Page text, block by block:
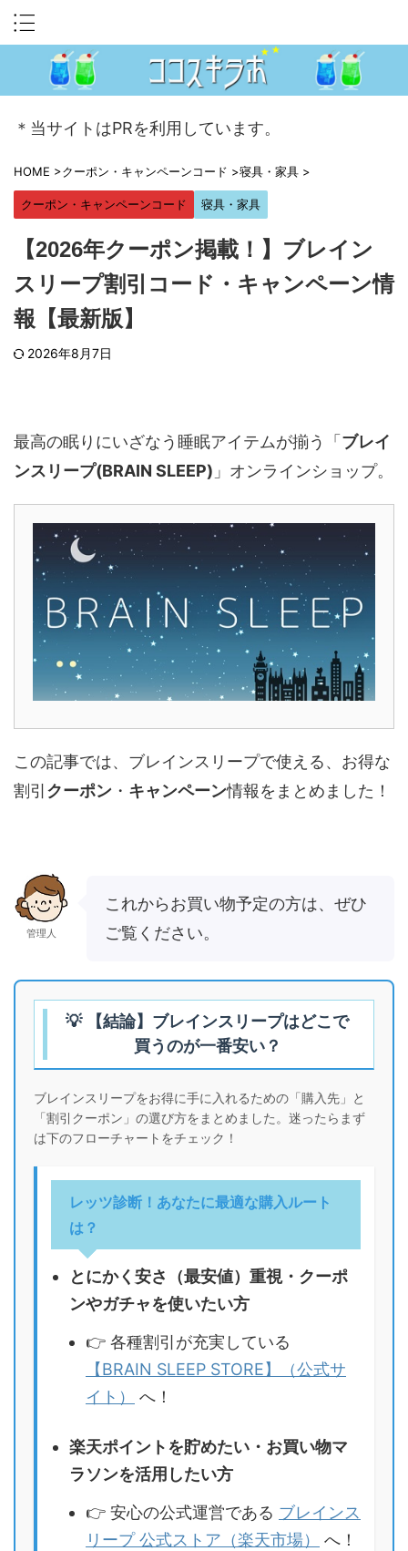
＊当サイトはPRを利用しています。
HOME >クーポン・キャンペーンコード >寝具・家具 >
クーポン・キャンペーンコード 寝具・家具
【2026年クーポン掲載！】ブレイン
スリープ割引コード・キャンペーン情
報【最新版】
2026年8月7日
最高の眠りにいざなう睡眠アイテムが揃う「ブレイ
ンスリープ(BRAIN SLEEP) 」オンラインショップ。
この記事では、ブレインスリープで使える、お得な
割引 クーポン ・ キャンペーン情報をまとめました！
管理人
これからお買い物予定の方は、ぜひ
ご覧ください。
💡 【結論】ブレインスリープはどこで
買うのが一番安い？
ブレインスリープをお得に手に入れるための「購入先」と
「割引クーポン」の選び方をまとめました。迷ったらまず
は下のフローチャートをチェック！
レッツ診断！あなたに最適な購入ルート
は？
とにかく安さ（最安値）重視・クーポ
ンやガチャを使いたい方
👉 各種割引が充実している
【BRAIN SLEEP STORE】（公式サ
イト）
へ！
楽天ポイントを貯めたい・お買い物マ
ラソンを活用したい方
👉 安心の公式運営である ブレインス
リープ 公式ストア（楽天市場）
へ！